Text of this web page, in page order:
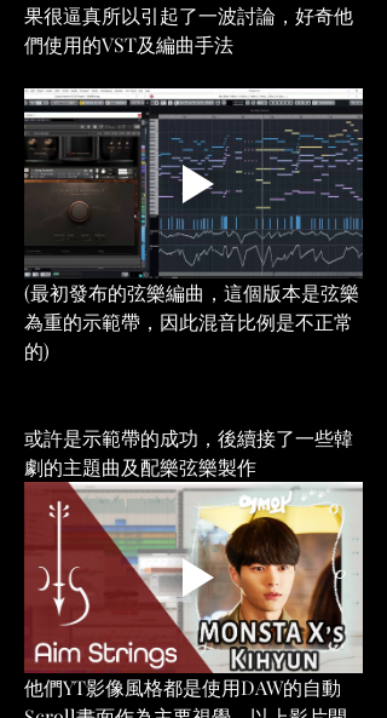
果很逼真所以引起了一波討論，好奇他
們使用的VST及編曲手法
(最初發布的弦樂編曲，這個版本是弦樂
為重的示範帶，因此混音比例是不正常
的)
或許是示範帶的成功，後續接了一些韓
劇的主題曲及配樂弦樂製作
他們YT影像風格都是使用DAW的自動